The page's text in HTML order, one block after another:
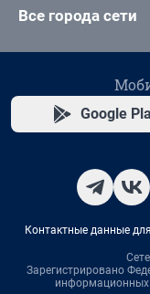
Все города сети
Google
Контактные данные
Зарегистрировано
информационных